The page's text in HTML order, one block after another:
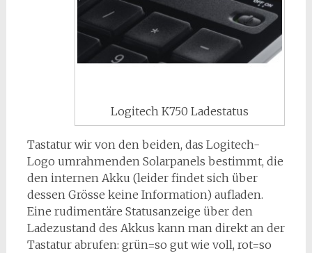
Logitech K750 Ladestatus
Tastatur wir von den beiden, das Logitech-
Logo umrahmenden Solarpanels bestimmt, die
den internen Akku (leider findet sich über
dessen Grösse keine Information) aufladen.
Eine rudimentäre Statusanzeige über den
Ladezustand des Akkus kann man direkt an der
Tastatur abrufen: grün=so gut wie voll, rot=so